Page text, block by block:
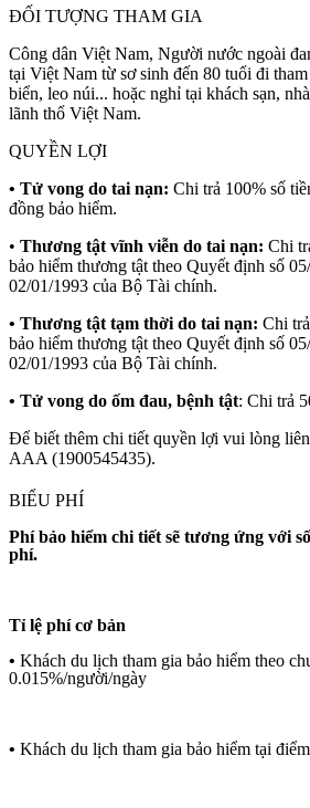
ĐỐI TƯỢNG THAM GIA
Công dân Việt Nam, Người nước ngoài
tại Việt Nam từ sơ sinh đến 80 tuổi đi
biển, leo núi... hoặc nghỉ tại khách sạn,
lãnh thổ Việt Nam.
QUYỀN LỢI
• Tử vong do tai nạn: Chi trả 100% số
đồng bảo hiểm.
• Thương tật vĩnh viễn do tai nạn: Chi
bảo hiểm thương tật theo Quyết định số
02/01/1993 của Bộ Tài chính.
• Thương tật tạm thời do tai nạn: Chi
bảo hiểm thương tật theo Quyết định số
02/01/1993 của Bộ Tài chính.
• Tử vong do ốm đau, bệnh tật: Chi trả
Để biết thêm chi tiết quyền lợi vui lòng
AAA (1900545435).
BIỂU PHÍ
Phí bảo hiểm chi tiết sẽ tương ứng với
phí.
Tỉ lệ phí cơ bản
• Khách du lịch tham gia bảo hiểm theo
0.015%/người/ngày
• Khách du lịch tham gia bảo hiểm tại